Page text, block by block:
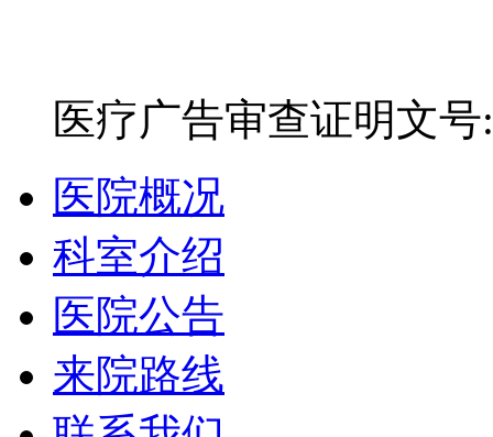
医疗广告审查证明文
医院概况
科室介绍
医院公告
来院路线